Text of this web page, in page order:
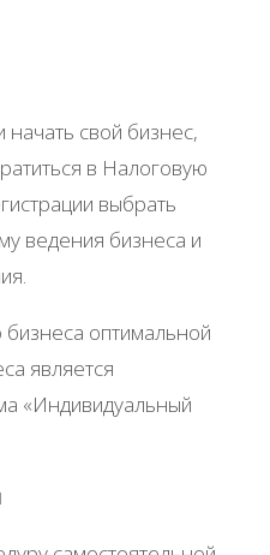
свой бизнес,
в Налоговую
выбрать
ведения бизнеса и
оптимальной
является
«Индивидуальный